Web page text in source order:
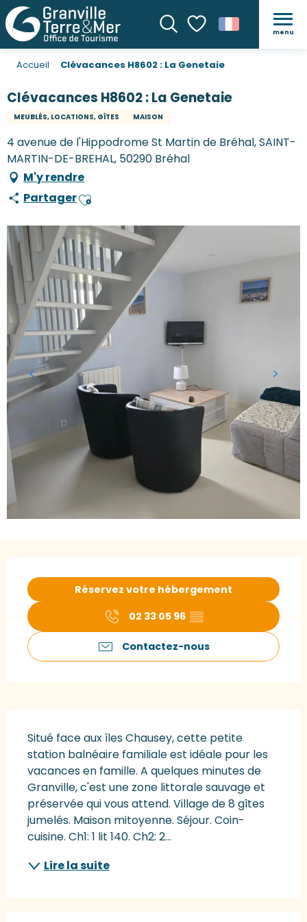
Recherche
Voir les favoris
menu
Accueil Clévacances H8602 : La Genetaie
Clévacances H8602 : La Genetaie
MEUBLÉS, LOCATIONS, GÎTES MAISON
4 avenue de l'Hippodrome St Martin de Bréhal, SAINT-
MARTIN-DE-BREHAL, 50290 Bréhal
M'y rendre
PartagerAjouter aux favoris
Réservez votre hébergement
02 33 05 96 ▒▒
Contactez-nous
Situé face aux îles Chausey, cette petite
station balnéaire familiale est idéale pour les
vacances en famille. A quelques minutes de
Granville, c'est une zone littorale sauvage et
préservée qui vous attend. Village de 8 gîtes
jumelés. Maison mitoyenne. Séjour. Coin-
cuisine. Ch1: 1 lit 140. Ch2: 2...
Lire la suite